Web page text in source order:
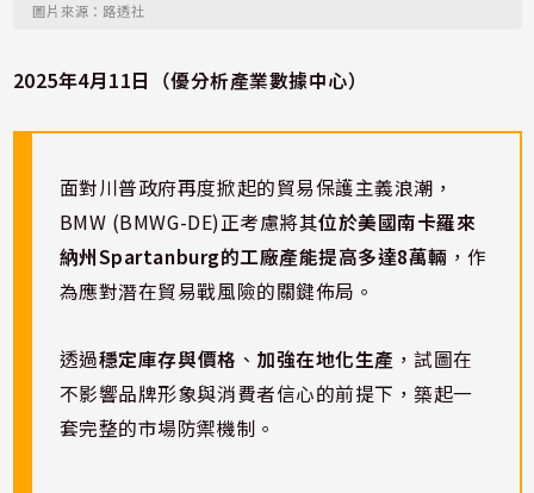
圖片來源：路透社
2025年4月11日（優分析產業數據中心）
面對川普政府再度掀起的貿易保護主義浪潮，
BMW (BMWG-DE)正考慮將其位於美國南卡羅來
納州Spartanburg的工廠產能提高多達8萬輛 ，作
為應對潛在貿易戰風險的關鍵佈局。
透過穩定庫存與價格 、 加強在地化生產 ，試圖在
不影響品牌形象與消費者信心的前提下，築起一
套完整的市場防禦機制。